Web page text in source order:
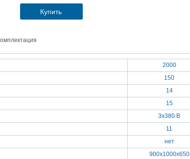
02 на склад в Спб. Купите сегодня по цене производителя!
НБУ 700-02 предназначен для перекачивания пищевых растительных
и соответствует государственным санитарно-эпидемеологическим
на складе!!! Цены фиксированы!
ТОПОЛЬ 300 ТРАНСМИКС и Растворосмеситель
Растворосмеситель СКАУТ MINI
наличии на складе.
Minor Escalera по цене 2014 года
на складе.
Купить
2000
150
14
15
3x380 В
11
нет
900x1000x650